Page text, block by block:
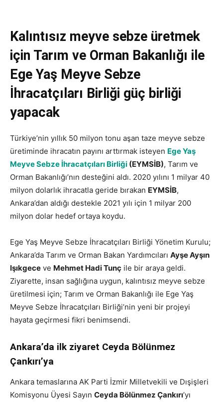
Kalıntısız meyve sebze üretmek
için Tarım ve Orman Bakanlığı ile
Ege Yaş Meyve Sebze
İhracatçıları Birliği güç birliği
yapacak
Türkiye’nin yıllık 50 milyon tonu aşan taze meyve sebze
üretiminde ihracatın payını arttırmak isteyen Ege Yaş
Meyve Sebze İhracatçıları Birliği (EYMSİB), Tarım ve
Orman Bakanlığı’nın desteğini aldı. 2020 yılını 1 milyar 40
milyon dolarlık ihracatla geride bırakan EYMSİB,
Ankara’dan aldığı destekle 2021 yılı için 1 milyar 200
milyon dolar hedef ortaya koydu.
Ege Yaş Meyve Sebze İhracatçıları Birliği Yönetim Kurulu;
Ankara’da Tarım ve Orman Bakan Yardımcıları Ayşe Ayşın
Işıkgece ve Mehmet Hadi Tunç ile bir araya geldi.
Ziyarette, insan sağlığına uygun, kalıntısız meyve sebze
üretilmesi için; Tarım ve Orman Bakanlığı ile Ege Yaş
Meyve Sebze İhracatçıları Birliği’nin yeni bir projeyi
hayata geçirmesi fikri benimsendi.
Ankara’da ilk ziyaret Ceyda Bölünmez
Çankırı’ya
Ankara temaslarına AK Parti İzmir Milletvekili ve Dışişleri
Komisyonu Üyesi Sayın Ceyda Bölünmez Çankırı’yı